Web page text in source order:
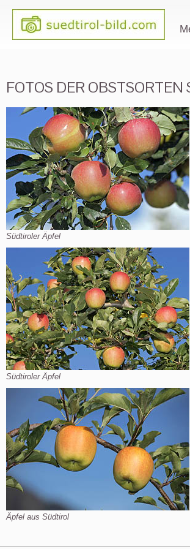
FOTOS DER OBSTSORTEN
Südtiroler Äpfel
Südtiroler Äpfel
Äpfel aus Südtirol